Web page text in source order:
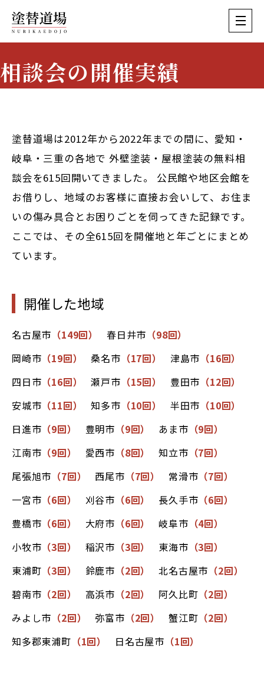
相談会の開催実績
塗替道場は2012年から2022年までの間に、愛知・
岐阜・三重の各地で外壁塗装・屋根塗装の無料相
談会を615回開いてきました。 公民館や地区会館を
お借りし、地域のお客様に直接お会いして、お住ま
いの傷み具合とお困りごとを伺ってきた記録です。
ここでは、その全615回を開催地と年ごとにまとめ
ています。
開催した地域
名古屋市 （149回） 春日井市 （98回）
岡崎市 （19回） 桑名市 （17回） 津島市 （16回）
四日市 （16回） 瀬戸市 （15回） 豊田市 （12回）
安城市 （11回） 知多市 （10回） 半田市 （10回）
日進市 （9回） 豊明市 （9回） あま市 （9回）
江南市 （9回） 愛西市 （8回） 知立市 （7回）
尾張旭市 （7回） 西尾市 （7回） 常滑市 （7回）
一宮市 （6回） 刈谷市 （6回） 長久手市 （6回）
豊橋市 （6回） 大府市 （6回） 岐阜市 （4回）
小牧市 （3回） 稲沢市 （3回） 東海市 （3回）
東浦町 （3回） 鈴鹿市 （2回） 北名古屋市 （2回）
碧南市 （2回） 高浜市 （2回） 阿久比町 （2回）
みよし市 （2回） 弥富市 （2回） 蟹江町 （2回）
知多郡東浦町 （1回） 日名古屋市 （1回）